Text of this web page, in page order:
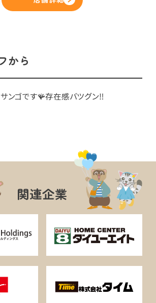
から
ンゴです🪸存在感バツグン‼︎
関連企業